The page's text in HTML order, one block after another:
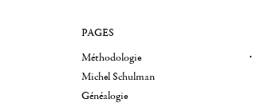
PAGES
Méthodologie
Michel Schulman
Généalogie